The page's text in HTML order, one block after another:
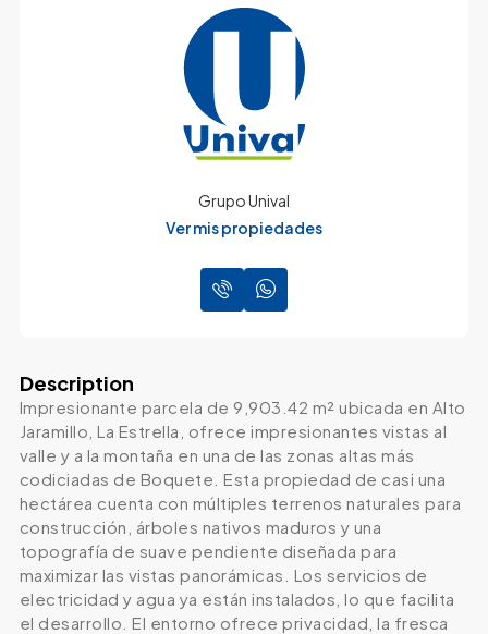
Grupo Unival
Ver mis propiedades
Description
Impresionante parcela de 9,903.42 m² ubicada en Alto
Jaramillo, La Estrella, ofrece impresionantes vistas al
valle y a la montaña en una de las zonas altas más
codiciadas de Boquete. Esta propiedad de casi una
hectárea cuenta con múltiples terrenos naturales para
construcción, árboles nativos maduros y una
topografía de suave pendiente diseñada para
maximizar las vistas panorámicas. Los servicios de
electricidad y agua ya están instalados, lo que facilita
el desarrollo. El entorno ofrece privacidad, la fresca